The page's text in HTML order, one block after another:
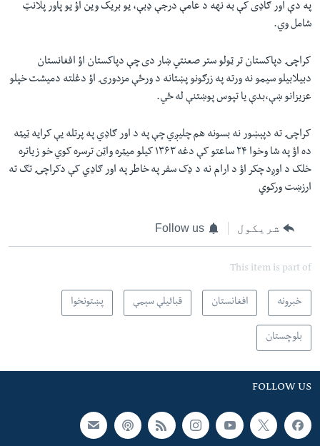
په دې اور ګاډی کې به نهه د عامې درجې ډبې، یو بریک وین اؤ یو پاور پلانټ
شامل وي.
کراچۍ دپاکستان تر ټولو ستر صعنتي ښار دی چې دپاکستان اؤ افغانستان
دبیلابیلو سیمو نه ورته په زرګونو پښتانه د ورځې مزدورۍ اؤ دغلته دمیشت خپلو
عزیزانو ښې،بدې یا تپوس پوښتنې له ځي.
کراچۍ ته دپېښور نه بسونه هم چلیږي چې په د اور ګاډي په پرتله یې کرایه ټيټه
ده اؤ په شا وخوا ۲۴ ساعتو کې دغه ۱۳۶۳ کیلو میټره واټن ترسره کوي خو زیاتره
خلک د اوږد چکر اؤ د ارام نه د ډک سفر په خاطر په اور ګاډي کې دکراچۍ تګ ته
ارزښت ورکوي
شریکول Follow us
This item is part of
خبرونه افغانستان قبائیلې سېمې پښتونخوا
بلوچستان
FOLLOW US